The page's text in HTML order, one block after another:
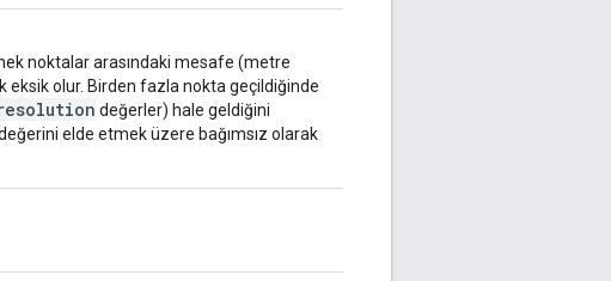
noktalar arasındaki mesafe (metre
eksik olur. Birden fazla nokta geçildiğinde
değerler) hale geldiğini
elde etmek üzere bağımsız olarak